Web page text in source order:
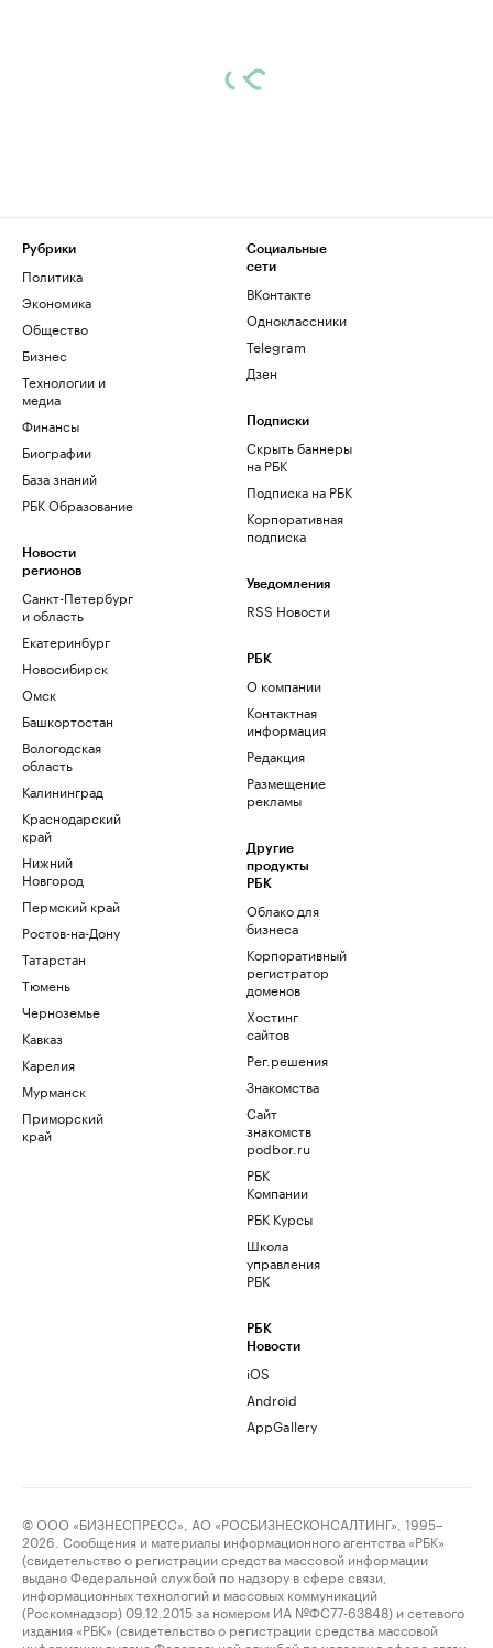
Рубрики
Политика
Экономика
Общество
Бизнес
Технологии и
медиа
Финансы
Биографии
База знаний
РБК Образование
Новости
регионов
Санкт-Петербург
и область
Екатеринбург
Новосибирск
Омск
Башкортостан
Вологодская
область
Калининград
Краснодарский
край
Нижний
Новгород
Пермский край
Ростов-на-Дону
Татарстан
Тюмень
Черноземье
Кавказ
Карелия
Мурманск
Приморский
край
Социальные
сети
ВКонтакте
Одноклассники
Telegram
Дзен
Подписки
Скрыть баннеры
на РБК
Подписка на РБК
Корпоративная
подписка
Уведомления
RSS Новости
РБК
О компании
Контактная
информация
Редакция
Размещение
рекламы
Другие
продукты
РБК
Облако для
бизнеса
Корпоративный
регистратор
доменов
Хостинг
сайтов
Рег.решения
Знакомства
Сайт
знакомств
podbor.ru
РБК
Компании
РБК Курсы
Школа
управления
РБК
РБК
Новости
iOS
Android
AppGallery
© ООО «БИЗНЕСПРЕСС», АО «РОСБИЗНЕСКОНСАЛТИНГ», 1995–
2026. Сообщения и материалы информационного агентства «РБК»
(свидетельство о регистрации средства массовой информации
выдано Федеральной службой по надзору в сфере связи,
информационных технологий и массовых коммуникаций
(Роскомнадзор) 09.12.2015 за номером ИА №ФС77-63848) и сетевого
издания «РБК» (свидетельство о регистрации средства массовой